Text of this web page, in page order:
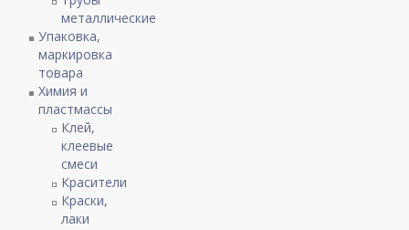
металлические
Упаковка,
маркировка
товара
Химия и
пластмассы
Клей,
клеевые
смеси
Красители
Краски,
лаки